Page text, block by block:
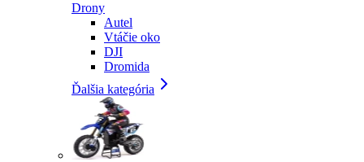
Drony
Autel
Vtáčie oko
DJI
Dromida
Ďalšia kategória